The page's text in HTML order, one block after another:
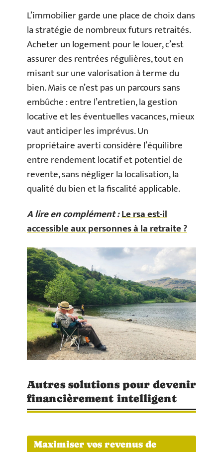
L’immobilier garde une place de choix dans
la stratégie de nombreux futurs retraités.
Acheter un logement pour le louer, c’est
assurer des rentrées régulières, tout en
misant sur une valorisation à terme du
bien. Mais ce n’est pas un parcours sans
embûche : entre l’entretien, la gestion
locative et les éventuelles vacances, mieux
vaut anticiper les imprévus. Un
propriétaire averti considère l’équilibre
entre rendement locatif et potentiel de
revente, sans négliger la localisation, la
qualité du bien et la fiscalité applicable.
A lire en complément :Le rsa est-il
accessible aux personnes à la retraite ?
Autres solutions pour devenir
financièrement intelligent
Maximiser vos revenus de